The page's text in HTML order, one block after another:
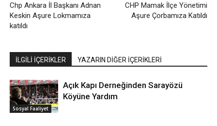
Chp Ankara İl Başkanı Adnan
Keskin Aşure Lokmamıza
katıldı
CHP Mamak İlçe Yönetimi
Aşure Çorbamıza Katıldı
İLGİLİ İÇERİKLER YAZARIN DİĞER İÇERİKLERİ
Sosyal Faaliyet
Açık Kapı Derneğinden Sarayözü
Köyüne Yardım